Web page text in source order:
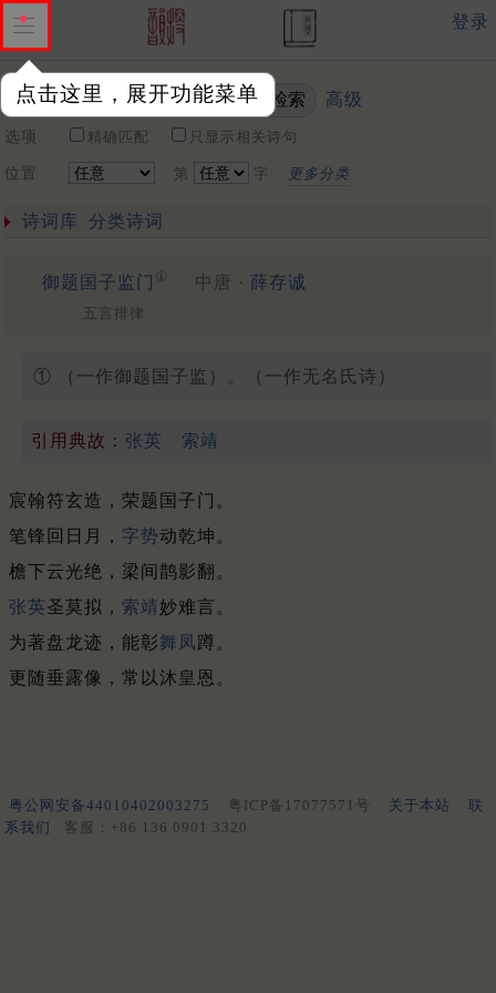
点击这里，展开功能菜单
登录
关键词 高级
选项 精确匹配 只显示相关诗句
位置 第 字 更多分类
诗词库 分类诗词
御题国子监门 ① 中唐 · 薛存诚
五言排律
① （一作御题国子监）。（一作无名氏诗）
引用典故： 张英 索靖
宸翰符玄造，荣题国子门。
笔锋回日月， 字势动乾坤。
檐下云光绝，梁间鹊影翻。
张英圣莫拟， 索靖妙难言。
为著盘龙迹，能彰舞凤蹲。
更随垂露像，常以沐皇恩。
粤公网安备44010402003275 粤ICP备17077571号 关于本站
联
系我们
客服：+86 136 0901 3320